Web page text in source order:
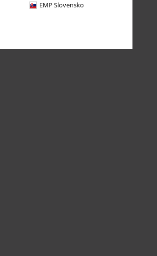
EMP Slovensko